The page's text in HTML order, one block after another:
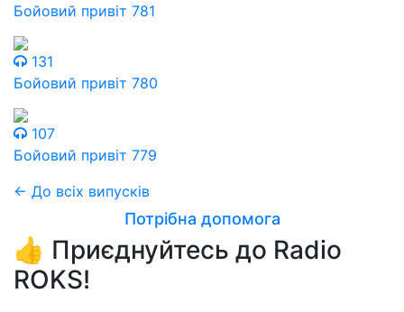
Бойовий привіт 781
131
Бойовий привіт 780
107
Бойовий привіт 779
← До всіх випусків
Потрібна допомога
👍 Приєднуйтесь до Radio
ROKS!